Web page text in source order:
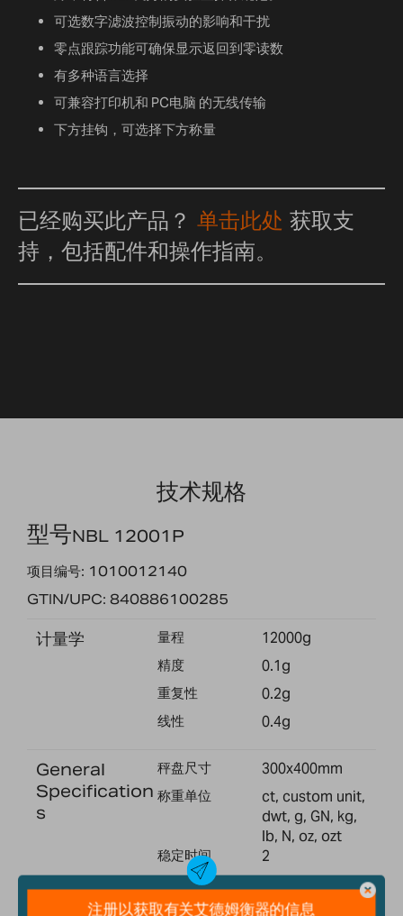
可选数字滤波控制振动的影响和干扰
零点跟踪功能可确保显示返回到零读数
有多种语言选择
可兼容打印机和 PC电脑 的无线传输
下方挂钩，可选择下方称量
已经购买此产品？ 单击此处 获取支
持，包括配件和操作指南。
技术规格
型号NBL 12001P
项目编号: 1010012140
GTIN/UPC: 840886100285
计量学 量程 12000g
精度 0.1g
重复性 0.2g
线性 0.4g
General
Specification
s
秤盘尺寸 300x400mm
称重单位
ct, custom unit,
dwt, g, GN, kg,
lb, N, oz, ozt
稳定时间 2
校准 外部校准